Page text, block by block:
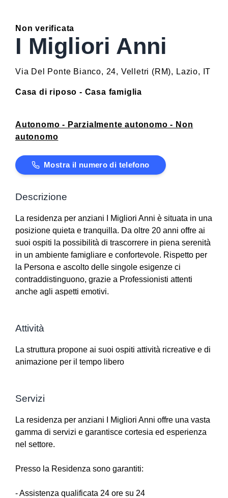
Non verificata
I Migliori Anni
Via Del Ponte Bianco, 24, Velletri (RM), Lazio, IT
Casa di riposo - Casa famiglia
Autonomo - Parzialmente autonomo - Non
autonomo
Mostra il numero di telefono
Descrizione
La residenza per anziani I Migliori Anni è situata in una
posizione quieta e tranquilla. Da oltre 20 anni offre ai
suoi ospiti la possibilità di trascorrere in piena serenità
in un ambiente famigliare e confortevole. Rispetto per
la Persona e ascolto delle singole esigenze ci
contraddistinguono, grazie a Professionisti attenti
anche agli aspetti emotivi.
Attività
La struttura propone ai suoi ospiti attività ricreative e di
animazione per il tempo libero
Servizi
La residenza per anziani I Migliori Anni offre una vasta
gamma di servizi e garantisce cortesia ed esperienza
nel settore.
Presso la Residenza sono garantiti:
- Assistenza qualificata 24 ore su 24